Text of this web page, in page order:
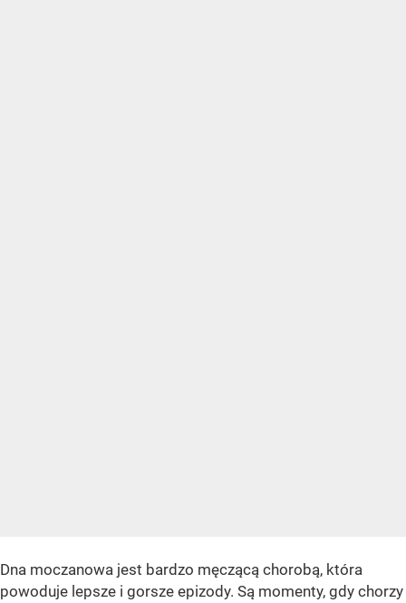
Dna moczanowa jest bardzo męczącą chorobą, która
powoduje lepsze i gorsze epizody. Są momenty, gdy chorzy